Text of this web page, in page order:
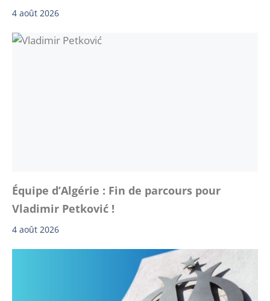
4 août 2026
Équipe d’Algérie : Fin de parcours pour
Vladimir Petković !
4 août 2026